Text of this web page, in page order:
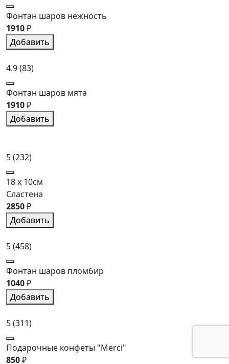
Фонтан шаров нежность
1910₽
Добавить
4.9(83)
Фонтан шаров мята
1910₽
Добавить
5(232)
18 x 10см
Сластена
2850₽
Добавить
5(458)
Фонтан шаров пломбир
1040₽
Добавить
5(311)
Подарочные конфеты "Merci"
850₽